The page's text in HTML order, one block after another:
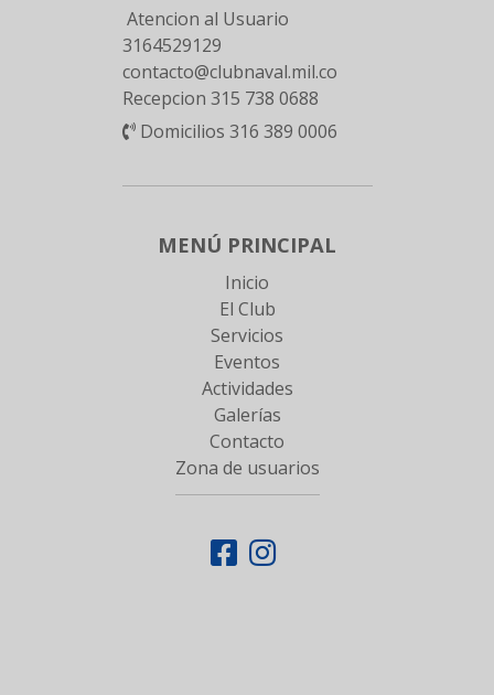
Atencion al Usuario
3164529129
contacto@clubnaval.mil.co
Recepcion 315 738 0688
Domicilios 316 389 0006
MENÚ PRINCIPAL
Inicio
El Club
Servicios
Eventos
Actividades
Galerías
Contacto
Zona de usuarios